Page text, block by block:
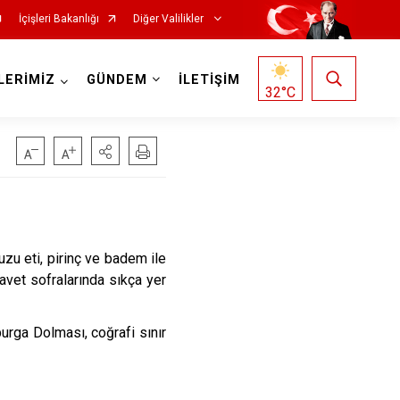
İçişleri Bakanlığı Diğer Valilikler
GÜNDEM İLETİŞİM
32°C
eti, pirinç ve badem ile
sofralarında sıkça yer
Dolması, coğrafi sınır